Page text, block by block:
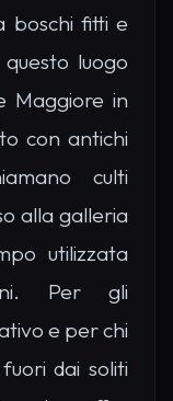
boschi fitti e
luogo
Maggiore in
con antichi
culti
alla galleria
utilizzata
Per gli
e per chi
dai soliti